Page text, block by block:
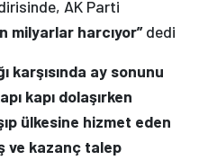
AK Parti
milyarlar harcıyor”dedi
karşısında ay sonunu
kapı dolaşırken
ülkesine hizmet eden
ve kazanç talep